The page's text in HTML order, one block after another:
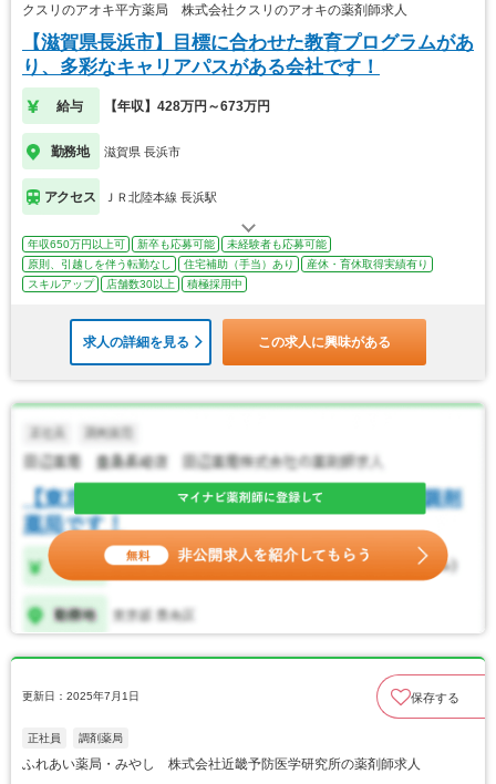
クスリのアオキ平方薬局 株式会社クスリのアオキの薬剤師求人
【滋賀県長浜市】目標に合わせた教育プログラムがあ
り、多彩なキャリアパスがある会社です！
給与 【年収】428万円～673万円
勤務地 滋賀県 長浜市
アクセス ＪＲ北陸本線 長浜駅
年収650万円以上可 新卒も応募可能
未経験者も応募可能
原則、引越しを伴う転勤なし
住宅補助（手当）あり
産休・育休取得実績有り
スキルアップ
店舗数30以上 積極採用中
求人の詳細を見る この求人に興味がある
更新日：2025年7月1日 保存する
正社員 調剤薬局
ふれあい薬局・みやし 株式会社近畿予防医学研究所の薬剤師求人